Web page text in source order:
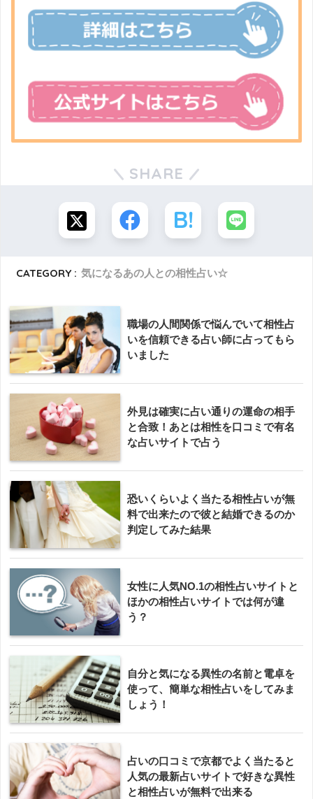
SHARE
CATEGORY : 気になるあの人との相性占い☆
職場の人間関係で悩んでいて相性占
いを信頼できる占い師に占ってもら
いました
外見は確実に占い通りの運命の相手
と合致！あとは相性を口コミで有名
な占いサイトで占う
恐いくらいよく当たる相性占いが無
料で出来たので彼と結婚できるのか
判定してみた結果
女性に人気NO.1の相性占いサイトと
ほかの相性占いサイトでは何が違
う？
自分と気になる異性の名前と電卓を
使って、簡単な相性占いをしてみま
しょう！
占いの口コミで京都でよく当たると
人気の最新占いサイトで好きな異性
と相性占いが無料で出来る